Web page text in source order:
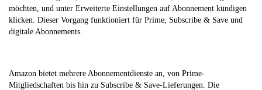
möchten, und unter Erweiterte Einstellungen auf Abonnement kündigen
klicken. Dieser Vorgang funktioniert für Prime, Subscribe & Save und
digitale Abonnements.
Amazon bietet mehrere Abonnementdienste an, von Prime-
Mitgliedschaften bis hin zu Subscribe & Save-Lieferungen. Die